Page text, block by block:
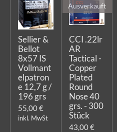
Sellier &
Bellot
8x57 IS
Vollmant
elpatron
e 12,7 g /
196 grs
55,00 €
inkl. MwSt
Ausverkauft
CCI .22lr
AR
Tactical -
Copper
Plated
Round
Nose 40
grs. - 300
Stück
43,00 €